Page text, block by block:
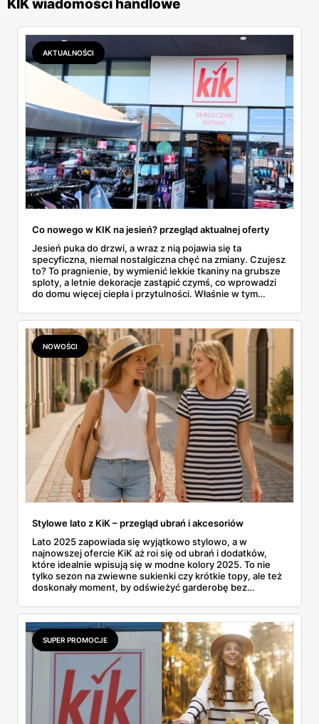
KIK wiadomości handlowe
AKTUALNOŚCI
Co nowego w KIK na jesień? przegląd aktualnej oferty
Jesień puka do drzwi, a wraz z nią pojawia się ta
specyficzna, niemal nostalgiczna chęć na zmiany. Czujesz
to? To pragnienie, by wymienić lekkie tkaniny na grubsze
sploty, a letnie dekoracje zastąpić czymś, co wprowadzi
do domu więcej ciepła i przytulności. Właśnie w tym
sezonowymi nowościami, które nie zrujnowaną
domowego budżetu. I tu na scenę wkracza KiK, dyskont
tekstylny, który od lat udowadnia, że przygotowanie
siebie i swojego mieszkania na nową porę roku nie musi
wiązać się z ogromnymi wydatkami. W tym artykule
zrobimy pełen przegląd tego, co sieć przygotowała na
nadchodzące, chłodniejsze miesiące. Prześwietlimy
modowe propozycje dla całej rodziny i sprawdzimy, jakimi
drobiazgami można wyczarować jesienny klimat we
wnętrzach.
NOWOŚCI
Stylowe lato z KiK – przegląd ubrań i akcesoriów
Lato 2025 zapowiada się wyjątkowo stylowo, a w
najnowszej ofercie KiK aż roi się od ubrań i dodatków,
które idealnie wpisują się w modne kolory 2025. To nie
tylko sezon na zwiewne sukienki czy krótkie topy, ale też
doskonały moment, by odświeżyć garderobę bez
– z szerokim wyborem lekkich, letnich fasonów,
wygodnych materiałów i klasycznych krojów. Czy to
plażowy look, czy zestaw na miejski spacer – można
znaleźć coś dla siebie i to już od kilkunastu złotych.
Uwaga: można się zakochać w tej kolekcji od pierwszego
wejrzenia. No bo jak tu się oprzeć bermudom za 35 zł albo
kapeluszowi z dużym rondem?
SUPER PROMOCJE